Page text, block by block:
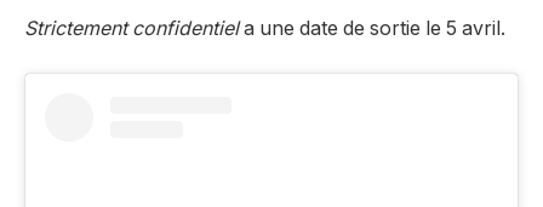
Strictement confidentiela une date de sortie le 5 avril.